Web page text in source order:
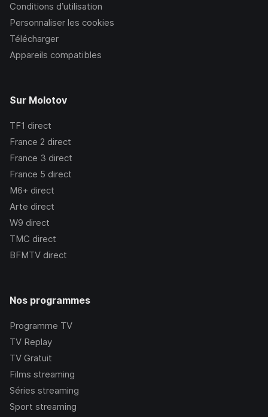
Conditions d’utilisation
Personnaliser les cookies
Télécharger
Appareils compatibles
Sur Molotov
TF1 direct
France 2 direct
France 3 direct
France 5 direct
M6+ direct
Arte direct
W9 direct
TMC direct
BFMTV direct
Nos programmes
Programme TV
TV Replay
TV Gratuit
Films streaming
Séries streaming
Sport streaming